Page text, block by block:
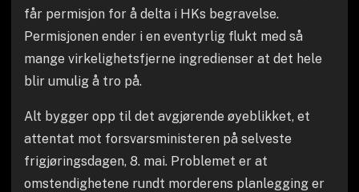
får permisjon for å delta i HKs begravelse.
Permisjonen ender i en eventyrlig flukt med så
mange virkelighetsfjerne ingredienser at det hele
blir umulig å tro på.
Alt bygger opp til det avgjørende øyeblikket, et
attentat mot forsvarsministeren på selveste
frigjøringsdagen, 8. mai. Problemet er at
omstendighetene rundt morderens planlegging er